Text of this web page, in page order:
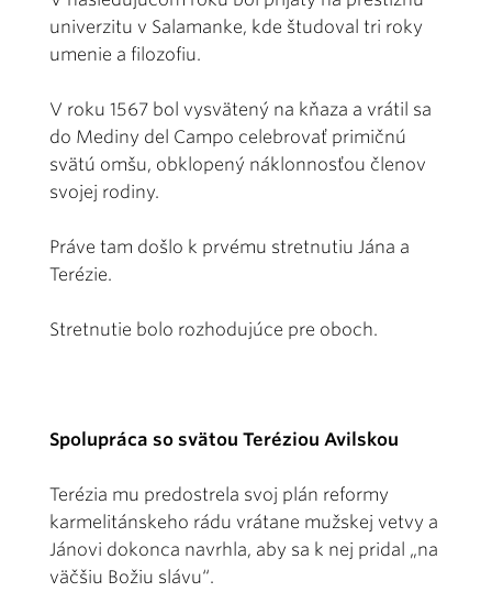
univerzitu v Salamanke, kde študoval tri roky
umenie a filozofiu.
V roku 1567 bol vysvätený na kňaza a vrátil sa
do Mediny del Campo celebrovať primičnú
svätú omšu, obklopený náklonnosťou členov
svojej rodiny.
Práve tam došlo k prvému stretnutiu Jána a
Terézie.
Stretnutie bolo rozhodujúce pre oboch.
Spolupráca so svätou Teréziou Avilskou
Terézia mu predostrela svoj plán reformy
karmelitánskeho rádu vrátane mužskej vetvy a
Jánovi dokonca navrhla, aby sa k nej pridal „na
väčšiu Božiu slávu“.